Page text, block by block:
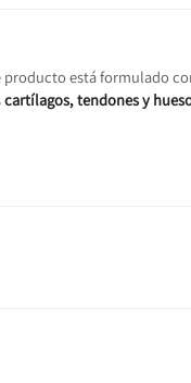
producto está formulado
cartílagos, tendones y